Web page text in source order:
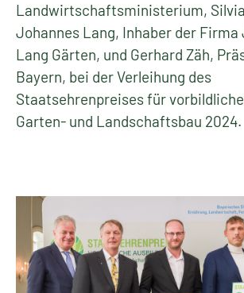
Landwirtschaftsministerium,
Johannes Lang, Inhaber der Firma
Lang Gärten, und Gerhard Zäh,
Bayern, bei der Verleihung des
Staatsehrenpreises für
Garten- und Landschaftsbau 2024.